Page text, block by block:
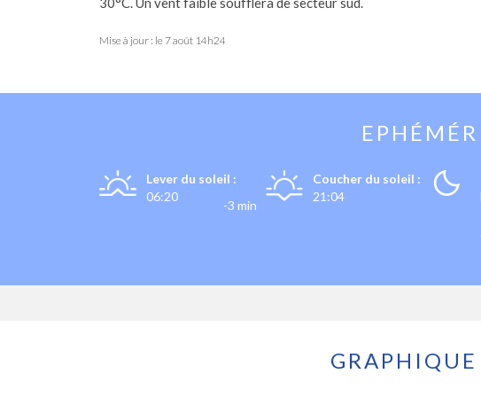
Mise à jour : le 7 août 14h24
Lever du soleil :
06:20
-3 min
Coucher du soleil :
21:04